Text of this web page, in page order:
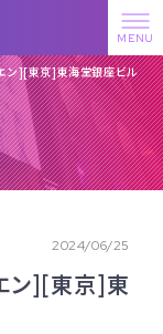
ン][東京]東海堂銀座ビル
2024/06/25
ン][東京]東